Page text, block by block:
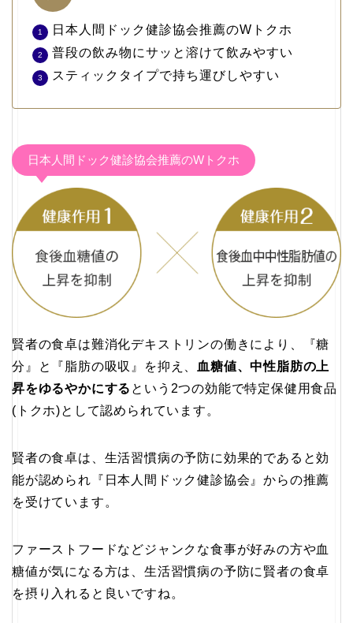
日本人間ドック健診協会推薦のWトクホ
普段の飲み物にサッと溶けて飲みやすい
スティックタイプで持ち運びしやすい
日本人間ドック健診協会推薦のWトクホ
賢者の食卓は難消化デキストリンの働きにより、『糖
分』と『脂肪の吸収』を抑え、
血糖値、中性脂肪の上
昇をゆるやかにする という2つの効能で特定保健用食品
(トクホ)として認められています。
賢者の食卓は、生活習慣病の予防に効果的であると効
能が認められ『日本人間ドック健診協会』からの推薦
を受けています。
ファーストフードなどジャンクな食事が好みの方や血
糖値が気になる方は、生活習慣病の予防に賢者の食卓
を摂り入れると良いですね。